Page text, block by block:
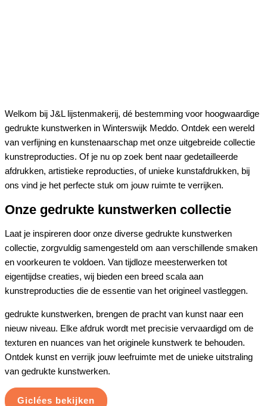
Welkom bij J&L lijstenmakerij, dé bestemming voor hoogwaardige
gedrukte kunstwerken in Winterswijk Meddo. Ontdek een wereld
van verfijning en kunstenaarschap met onze uitgebreide collectie
kunstreproducties. Of je nu op zoek bent naar gedetailleerde
afdrukken, artistieke reproducties, of unieke kunstafdrukken, bij
ons vind je het perfecte stuk om jouw ruimte te verrijken.
Onze gedrukte kunstwerken collectie
Laat je inspireren door onze diverse gedrukte kunstwerken
collectie, zorgvuldig samengesteld om aan verschillende smaken
en voorkeuren te voldoen. Van tijdloze meesterwerken tot
eigentijdse creaties, wij bieden een breed scala aan
kunstreproducties die de essentie van het origineel vastleggen.
gedrukte kunstwerken, brengen de pracht van kunst naar een
nieuw niveau. Elke afdruk wordt met precisie vervaardigd om de
texturen en nuances van het originele kunstwerk te behouden.
Ontdek kunst en verrijk jouw leefruimte met de unieke uitstraling
van gedrukte kunstwerken.
Giclées bekijken